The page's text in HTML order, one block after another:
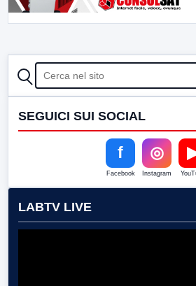
CERCA
SEGUICI SUI SOCIAL
f
Facebook
◎
Instagram
LABTV LIVE